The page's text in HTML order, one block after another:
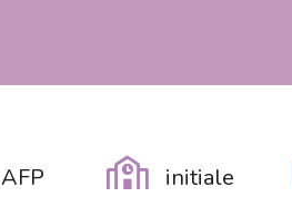
AFP initiale